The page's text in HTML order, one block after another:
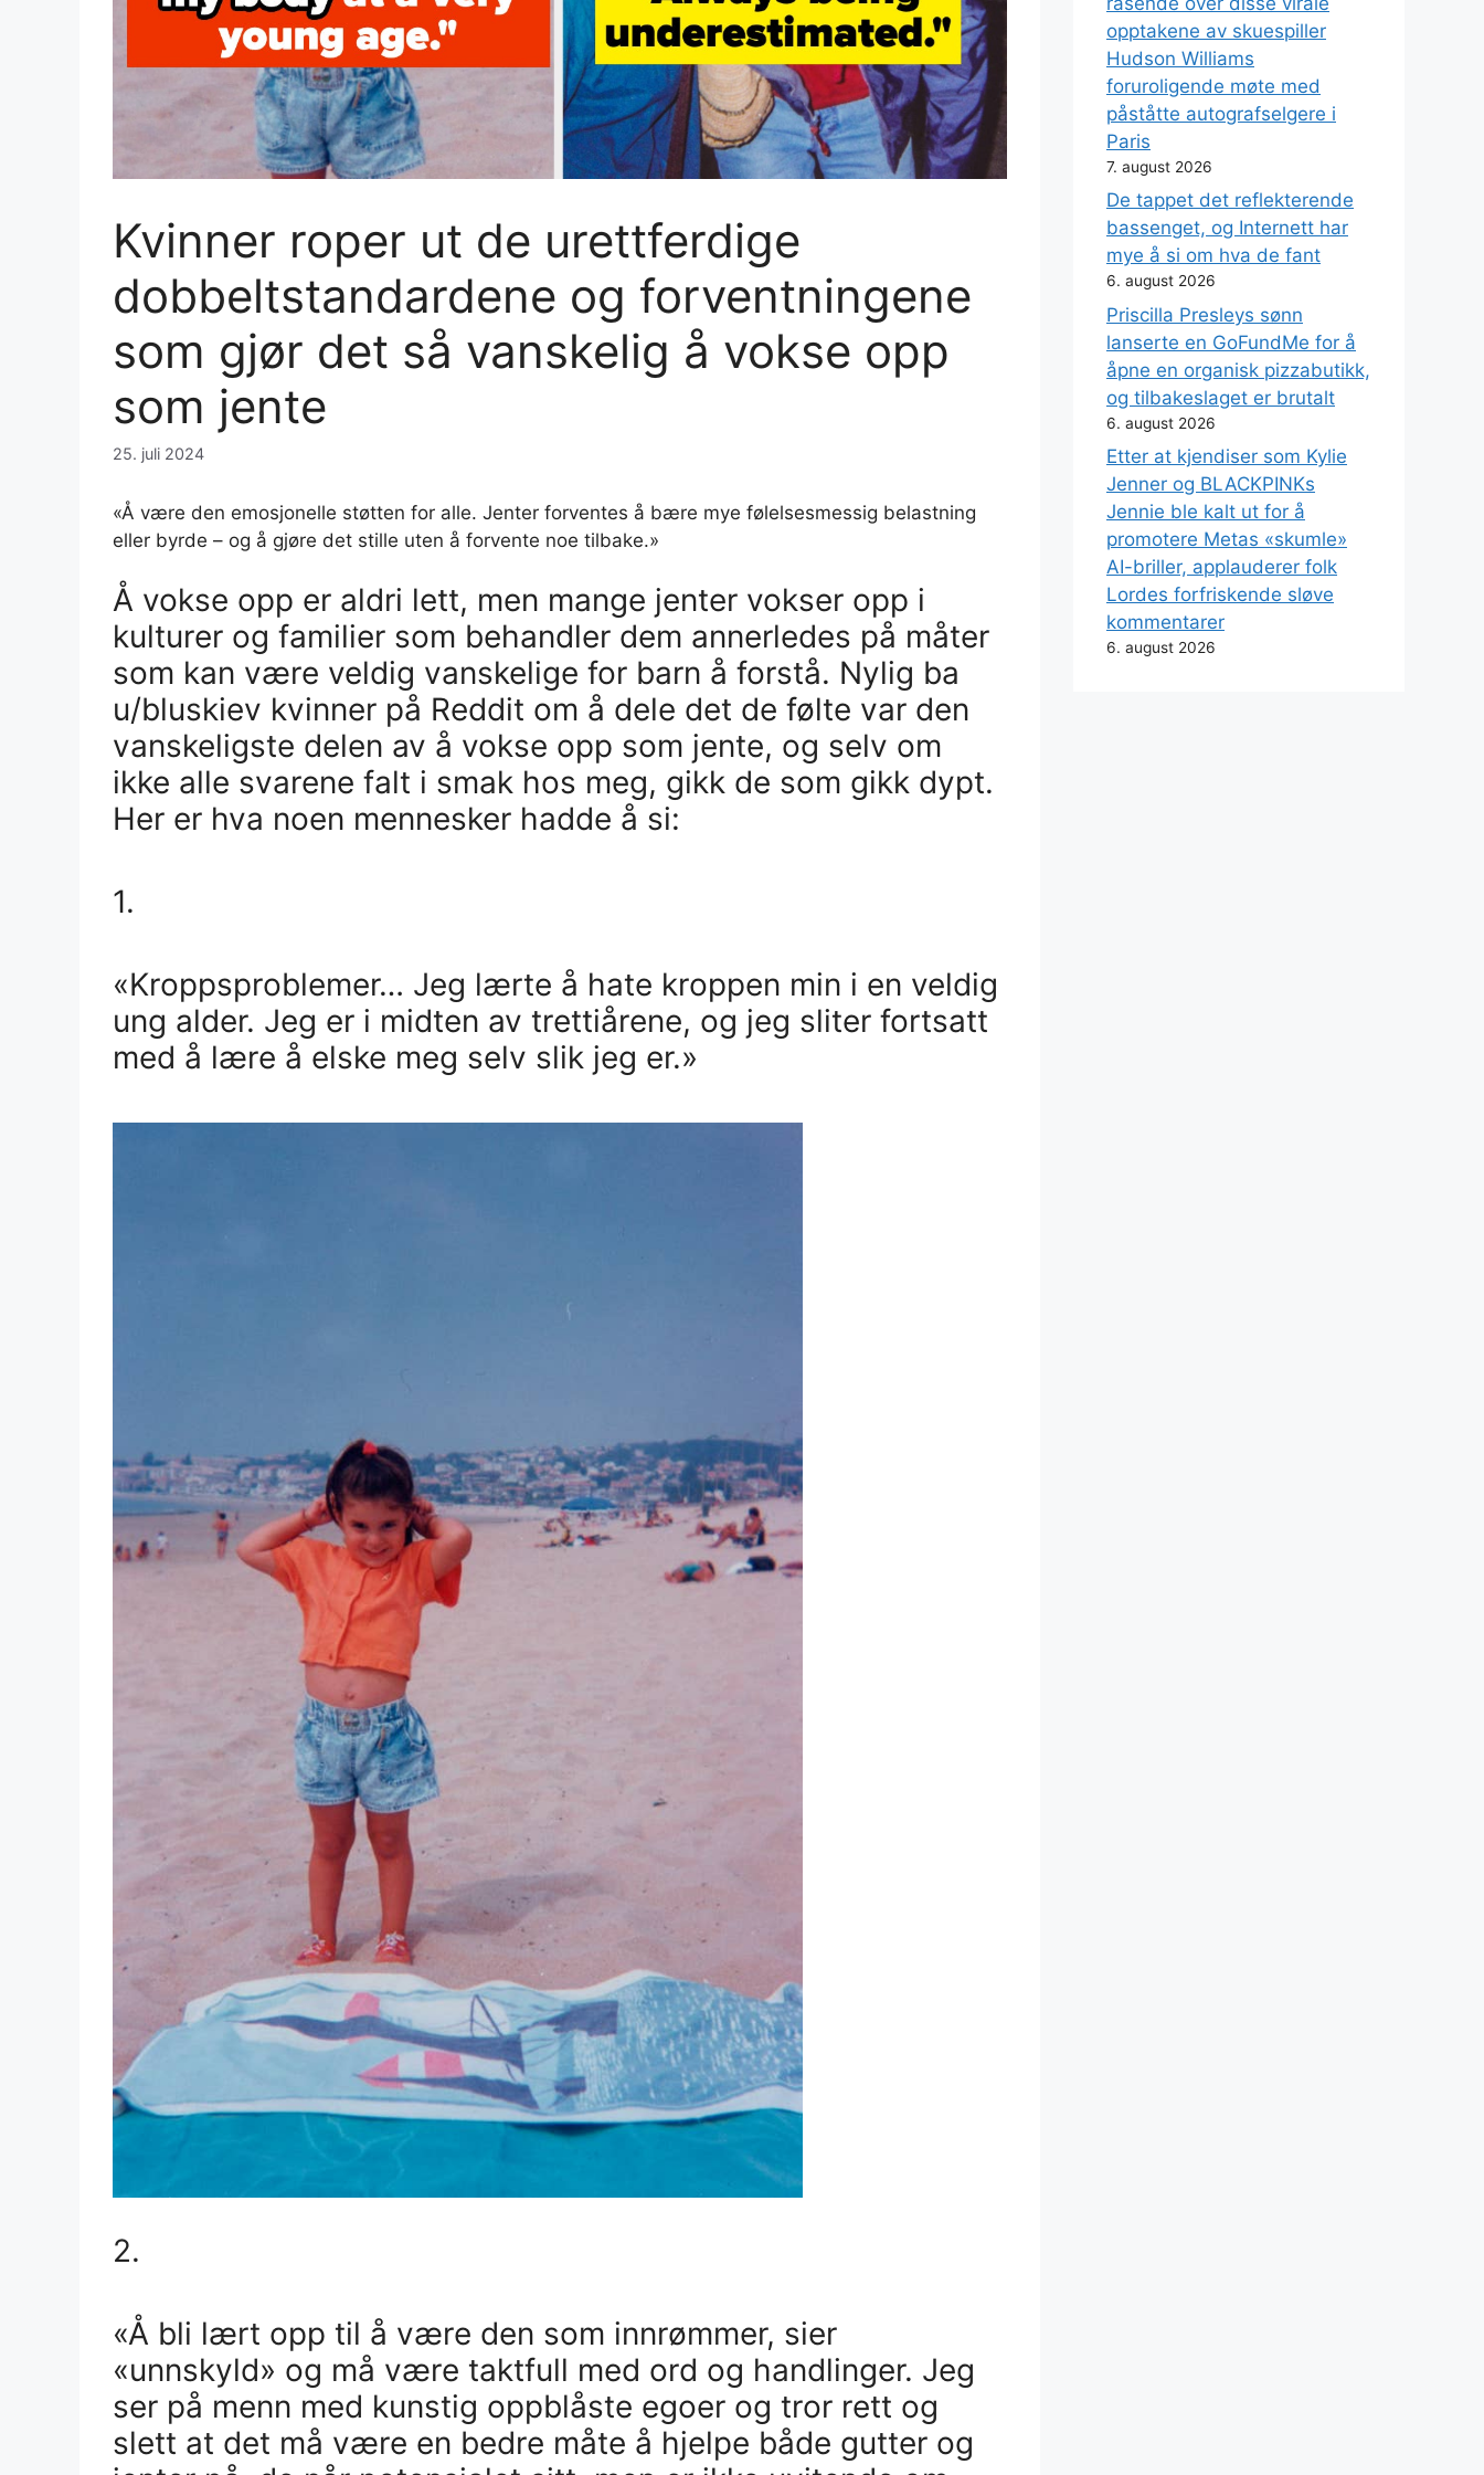
Kvinner roper ut de urettferdige
dobbeltstandardene og forventningene
som gjør det så vanskelig å vokse opp
som jente
25. juli 2024
«Å være den emosjonelle støtten for alle. Jenter forventes å bære mye følelsesmessig belastning
eller byrde – og å gjøre det stille uten å forvente noe tilbake.»
Å vokse opp er aldri lett, men mange jenter vokser opp i
kulturer og familier som behandler dem annerledes på måter
som kan være veldig vanskelige for barn å forstå. Nylig ba
u/bluskiev kvinner på Reddit om å dele det de følte var den
vanskeligste delen av å vokse opp som jente, og selv om
ikke alle svarene falt i smak hos meg, gikk de som gikk dypt.
Her er hva noen mennesker hadde å si:
1.
«Kroppsproblemer… Jeg lærte å hate kroppen min i en veldig
ung alder. Jeg er i midten av trettiårene, og jeg sliter fortsatt
med å lære å elske meg selv slik jeg er.»
2.
«Å bli lært opp til å være den som innrømmer, sier
«unnskyld» og må være taktfull med ord og handlinger. Jeg
ser på menn med kunstig oppblåste egoer og tror rett og
slett at det må være en bedre måte å hjelpe både gutter og
opptakene av skuespiller
Hudson Williams
foruroligende møte med
påståtte autografselgere i
Paris
7. august 2026
De tappet det reflekterende
bassenget, og Internett har
mye å si om hva de fant
6. august 2026
Priscilla Presleys sønn
lanserte en GoFundMe for å
åpne en organisk pizzabutikk,
og tilbakeslaget er brutalt
6. august 2026
Etter at kjendiser som Kylie
Jenner og BLACKPINKs
Jennie ble kalt ut for å
promotere Metas «skumle»
AI-briller, applauderer folk
Lordes forfriskende sløve
kommentarer
6. august 2026